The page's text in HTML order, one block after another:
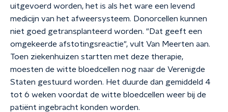
uitgevoerd worden, het is als het ware een levend
medicijn van het afweersysteem. Donorcellen kunnen
niet goed getransplanteerd worden. "Dat geeft een
omgekeerde afstotingsreactie", vult Van Meerten aan.
Toen ziekenhuizen startten met deze therapie,
moesten de witte bloedcellen nog naar de Verenigde
Staten gestuurd worden. Het duurde dan gemiddeld 4
tot 6 weken voordat de witte bloedcellen weer bij de
patiënt ingebracht konden worden.